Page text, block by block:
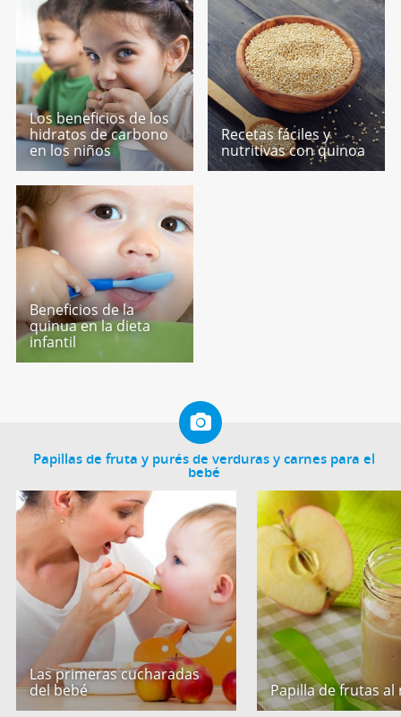
Los beneficios de los
hidratos de carbono
en los niños
Recetas fáciles y
nutritivas con quinoa
Beneficios de la
quinua en la dieta
infantil
Papillas de fruta y purés de verduras y carnes para el
bebé
Las primeras cucharadas
del bebé
Papilla de frutas al